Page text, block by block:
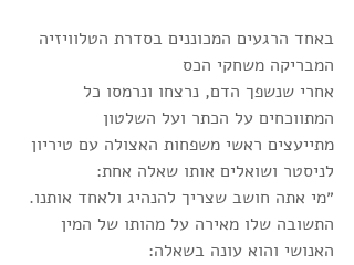
באחד הרגעים המכוננים בסדרת הטלוויזיה
המבריקה משחקי הכס
אחרי שנשפך הדם, נרצחו ונרמסו כל
המתווכחים על הכתר ועל השלטון
מתייעצים ראשי משפחות האצולה עם טיריון
לניסטר ושואלים אותו שאלה אחת:
״מי אתה חושב שצריך להנהיג ולאחד אותנו.
התשובה שלו מאירה על מהותו של המין
האנושי והוא עונה בשאלה: